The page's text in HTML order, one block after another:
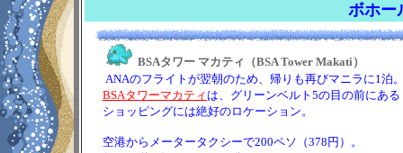
ボホー
BSAタワー マカティ（BSA Tower Makati）
ANAのフライトが翌朝のため、帰りも再びマニラに1泊
BSAタワーマカティ は、グリーンベルト5の目の前にある
ショッピングには絶好のロケーション。
空港からメータータクシーで200ペソ（378円）。